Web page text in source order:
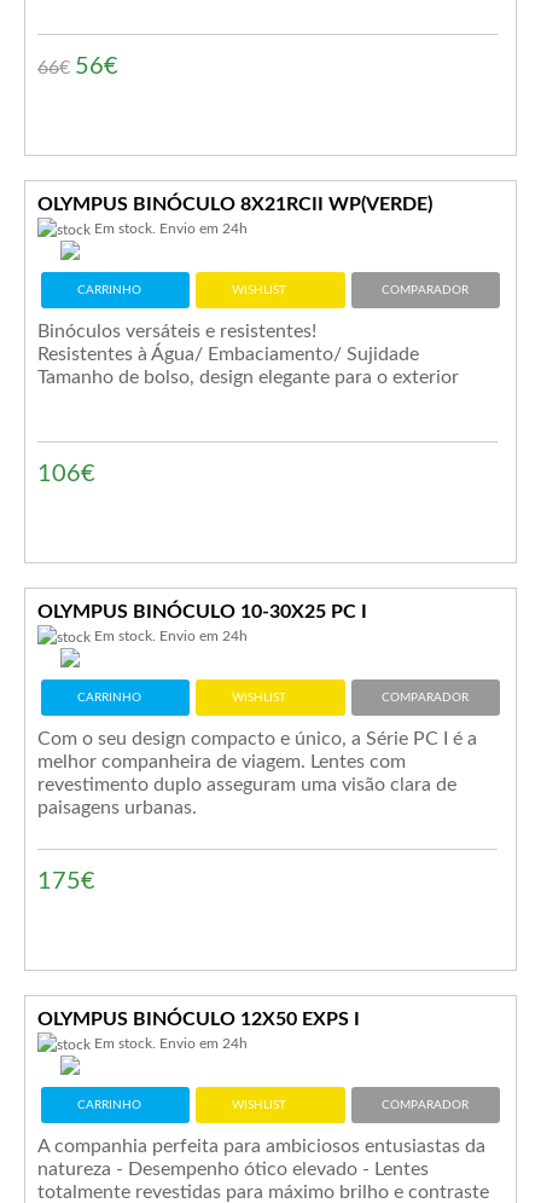
66€ 56€
OLYMPUS BINÓCULO 8X21RCII WP(VERDE)
Em stock. Envio em 24h
CARRINHO WISHLIST COMPARADOR
Binóculos versáteis e resistentes!
Resistentes à Água/ Embaciamento/ Sujidade
Tamanho de bolso, design elegante para o exterior
106€
OLYMPUS BINÓCULO 10-30X25 PC I
Em stock. Envio em 24h
CARRINHO WISHLIST COMPARADOR
Com o seu design compacto e único, a Série PC I é a
melhor companheira de viagem. Lentes com
revestimento duplo asseguram uma visão clara de
paisagens urbanas.
175€
OLYMPUS BINÓCULO 12X50 EXPS I
Em stock. Envio em 24h
CARRINHO WISHLIST COMPARADOR
A companhia perfeita para ambiciosos entusiastas da
natureza - Desempenho ótico elevado - Lentes
totalmente revestidas para máximo brilho e contraste